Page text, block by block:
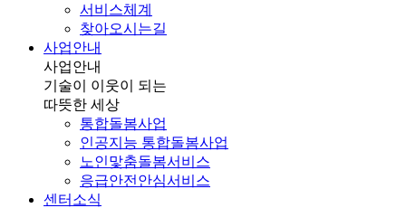
서비스체계
찾아오시는길
사업안내
사업안내
기술이 이웃이 되는
따뜻한 세상
통합돌봄사업
인공지능 통합돌봄사업
노인맟춤돌봄서비스
응급안전안심서비스
센터소식